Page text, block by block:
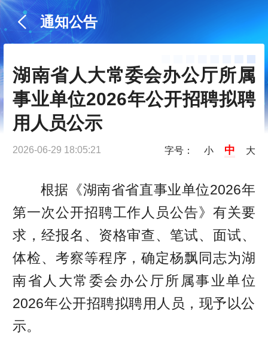
通知公告
湖南省人大常委会办公厅所属
事业单位2026年公开招聘拟聘
用人员公示
2026-06-29 18:05:21 字号： 小 中 大
根据《湖南省省直事业单位2026年
第一次公开招聘工作人员公告》有关要
求，经报名、资格审查、笔试、面试、
体检、考察等程序，确定杨飘同志为湖
南省人大常委会办公厅所属事业单位
2026年公开招聘拟聘用人员，现予以公
示。